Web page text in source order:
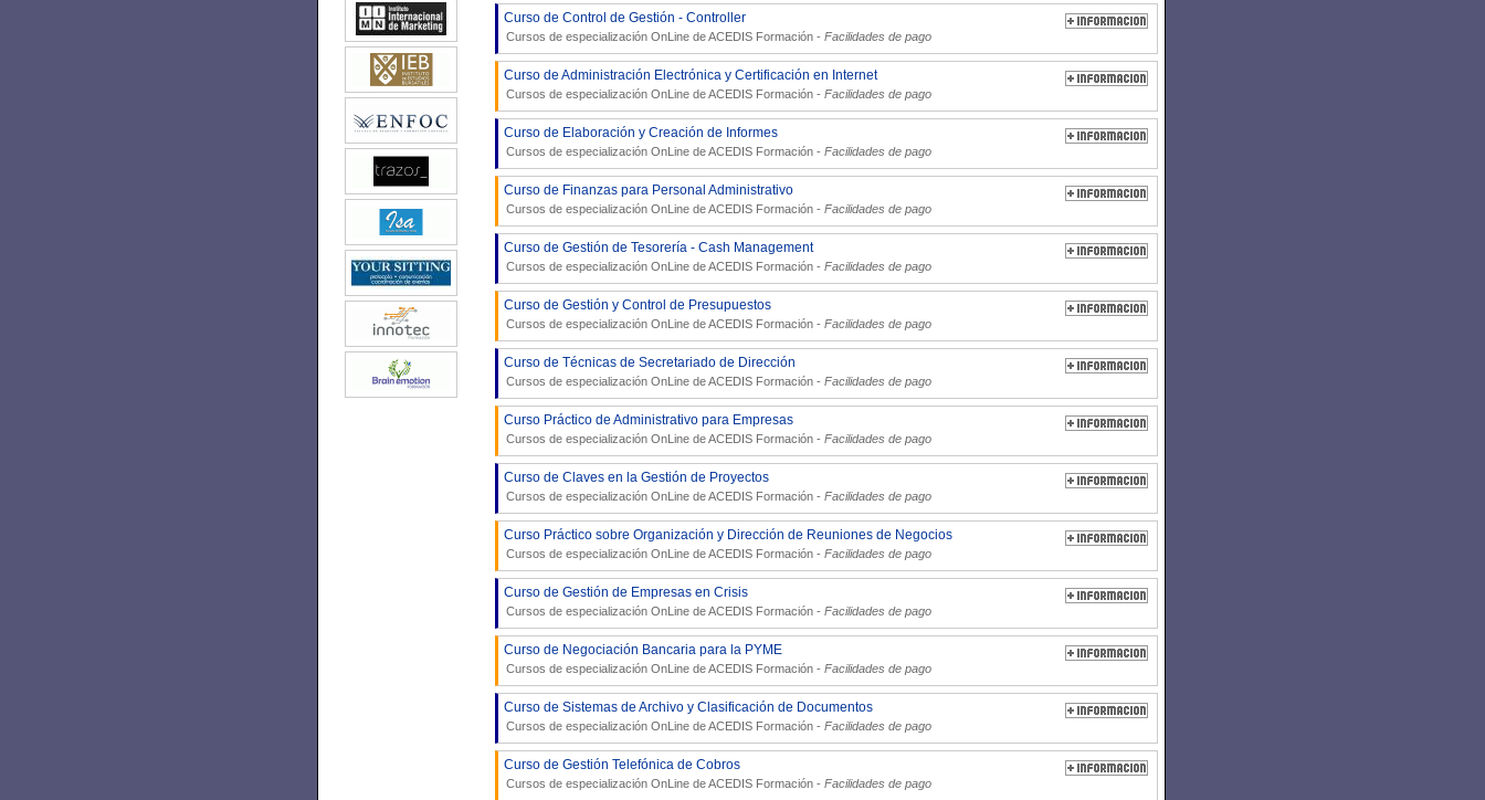
Curso de Control de Gestión - Controller
Cursos de especialización OnLine deACEDIS Formación - Facilidades de pago
Curso de Administración Electrónica y Certificación en Internet
Cursos de especialización OnLine deACEDIS Formación - Facilidades de pago
Curso de Elaboración y Creación de Informes
Cursos de especialización OnLine deACEDIS Formación - Facilidades de pago
Curso de Finanzas para Personal Administrativo
Cursos de especialización OnLine deACEDIS Formación - Facilidades de pago
Curso de Gestión de Tesorería - Cash Management
Cursos de especialización OnLine deACEDIS Formación - Facilidades de pago
Curso de Gestión y Control de Presupuestos
Cursos de especialización OnLine deACEDIS Formación - Facilidades de pago
Curso de Técnicas de Secretariado de Dirección
Cursos de especialización OnLine deACEDIS Formación - Facilidades de pago
Curso Práctico de Administrativo para Empresas
Cursos de especialización OnLine deACEDIS Formación - Facilidades de pago
Curso de Claves en la Gestión de Proyectos
Cursos de especialización OnLine deACEDIS Formación - Facilidades de pago
Curso Práctico sobre Organización y Dirección de Reuniones de Negocios
Cursos de especialización OnLine deACEDIS Formación - Facilidades de pago
Curso de Gestión de Empresas en Crisis
Cursos de especialización OnLine deACEDIS Formación - Facilidades de pago
Curso de Negociación Bancaria para la PYME
Cursos de especialización OnLine deACEDIS Formación - Facilidades de pago
Curso de Sistemas de Archivo y Clasificación de Documentos
Cursos de especialización OnLine deACEDIS Formación - Facilidades de pago
Curso de Gestión Telefónica de Cobros
Cursos de especialización OnLine deACEDIS Formación - Facilidades de pago